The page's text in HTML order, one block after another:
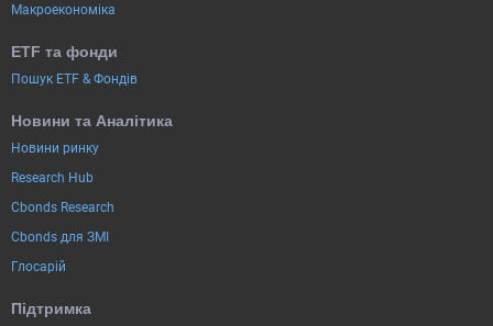
Макроекономіка
ETF та фонди
Пошук ETF & Фондів
Новини та Аналітика
Новини ринку
Research Hub
Cbonds Research
Cbonds для ЗМІ
Глосарій
Підтримка